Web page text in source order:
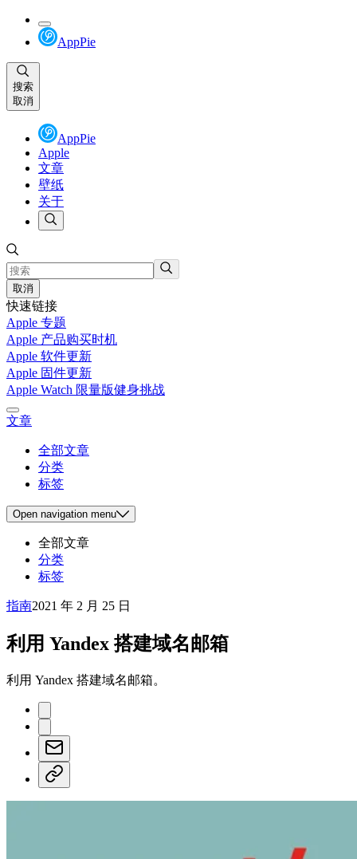
AppPie
搜索
取消
AppPie
Apple
文章
壁纸
关于
取消
快速链接
Apple 专题
Apple 产品购买时机
Apple 软件更新
Apple 固件更新
Apple Watch 限量版健身挑战
文章
全部文章
分类
标签
Open navigation menu
全部文章
分类
标签
指南2021 年 2 月 25 日
利用 Yandex 搭建域名邮箱
利用 Yandex 搭建域名邮箱。